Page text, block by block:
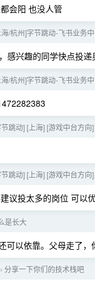
会阳 也没人管
/杭州]字节跳动-飞书业务
感兴趣的同学快点投递
/杭州]字节跳动-飞书业务
跳动] [上海] [游戏中台方
跳动] [上海] [游戏中台方
议投太多的岗位 可以
是长大
可以依靠。父母走了
› 分享一下你们的技术栈吧